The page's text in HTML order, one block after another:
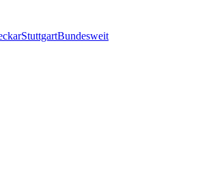
StuttgartBundesweit